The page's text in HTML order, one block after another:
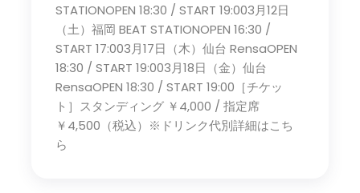
STATIONOPEN 18:30 / START 19:003月12日
（土）福岡 BEAT STATIONOPEN 16:30 /
START 17:003月17日（木）仙台 RensaOPEN
18:30 / START 19:003月18日（金）仙台
RensaOPEN 18:30 / START 19:00［チケッ
ト］スタンディング ￥4,000 / 指定席
￥4,500（税込）※ドリンク代別詳細はこち
ら